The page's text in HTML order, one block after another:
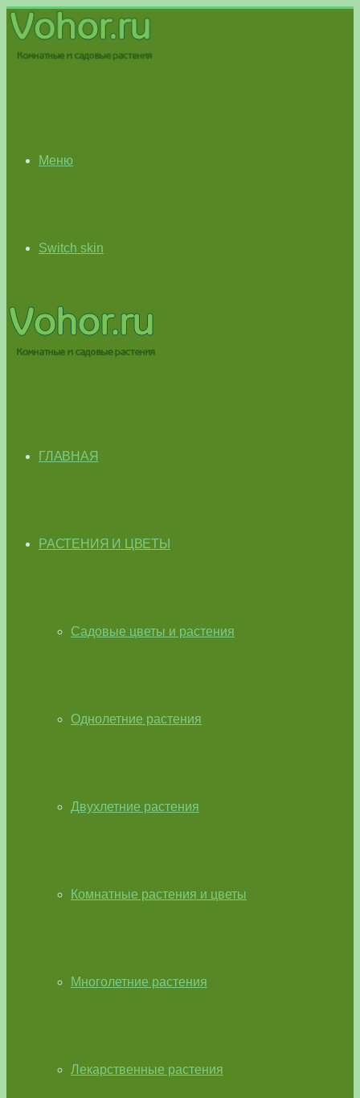
Меню
Switch skin
ГЛАВНАЯ
РАСТЕНИЯ И ЦВЕТЫ
Садовые цветы и растения
Однолетние растения
Двухлетние растения
Комнатные растения и цветы
Многолетние растения
Лекарственные растения